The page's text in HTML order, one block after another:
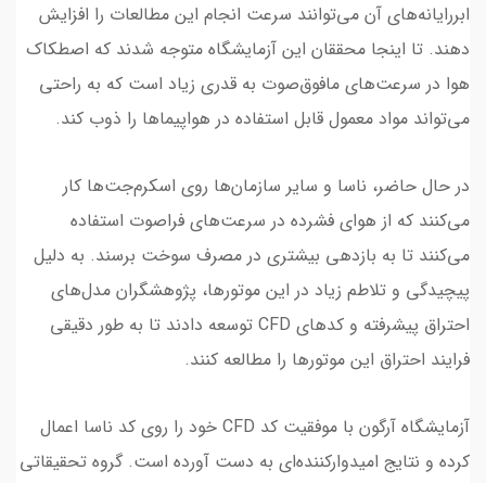
ابررایانه‌های آن می‌توانند سرعت انجام این مطالعات را افزایش
دهند. تا اینجا محققان این آزمایشگاه متوجه شدند که اصطکاک
هوا در سرعت‌های مافوق‌صوت به قدری زیاد است که به راحتی
می‌تواند مواد معمول قابل استفاده در هواپیماها را ذوب کند.
در حال حاضر، ناسا و سایر سازمان‌ها روی اسکرم‌جت‌ها کار
می‌کنند که از هوای فشرده در سرعت‌های فراصوت استفاده
می‌کنند تا به بازدهی بیشتری در مصرف سوخت برسند. به دلیل
پیچیدگی و تلاطم زیاد در این موتورها، پژوهشگران مدل‌های
احتراق پیشرفته و کد‌های CFD توسعه دادند تا به طور دقیقی
فرایند احتراق این موتورها را مطالعه کنند.
آزمایشگاه آرگون با موفقیت کد CFD خود را روی کد ناسا اعمال
کرده و نتایج امیدوارکننده‌ای به دست آورده است. گروه تحقیقاتی